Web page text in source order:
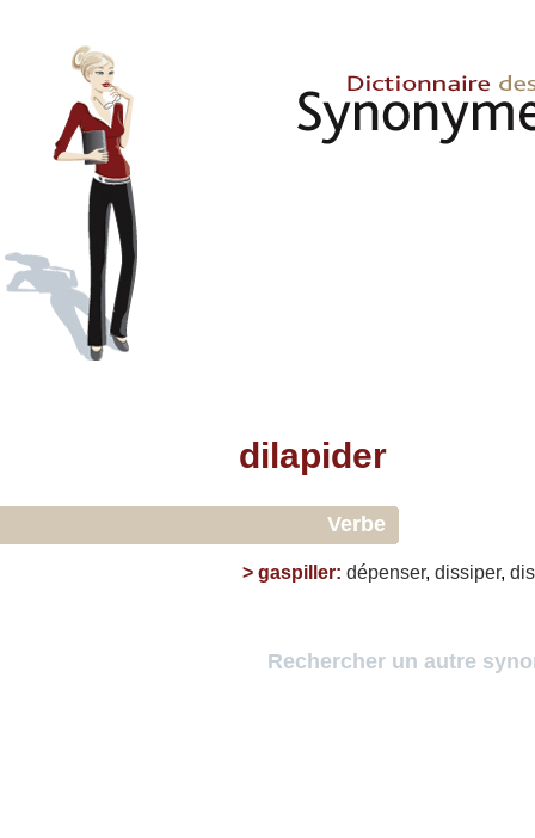
dilapider
Verbe
> gaspiller: dépenser, dissiper,
Rechercher un autre